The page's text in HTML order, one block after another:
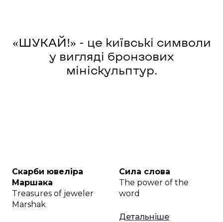
«ШУКАЙ!» - це київські символи
у вигляді бронзових
мініскульптур.
Скарби ювеліра
Маршака
Treasures of jeweler
Marshak
Сила слова
The power of the
word
Детальніше